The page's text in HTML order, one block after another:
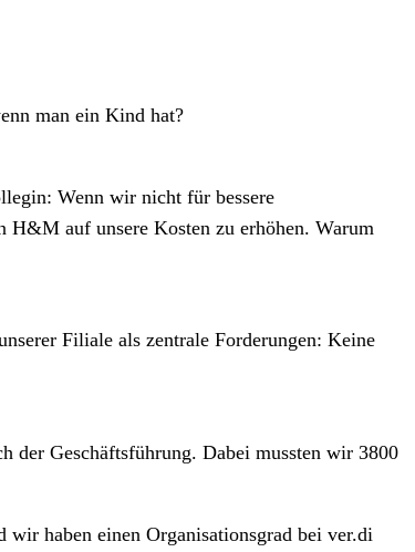
man ein Kind hat?
Wenn wir nicht für bessere
H&M auf unsere Kosten zu erhöhen. Warum
Filiale als zentrale Forderungen: Keine
der Geschäftsführung. Dabei mussten wir 3800
haben einen Organisationsgrad bei ver.di